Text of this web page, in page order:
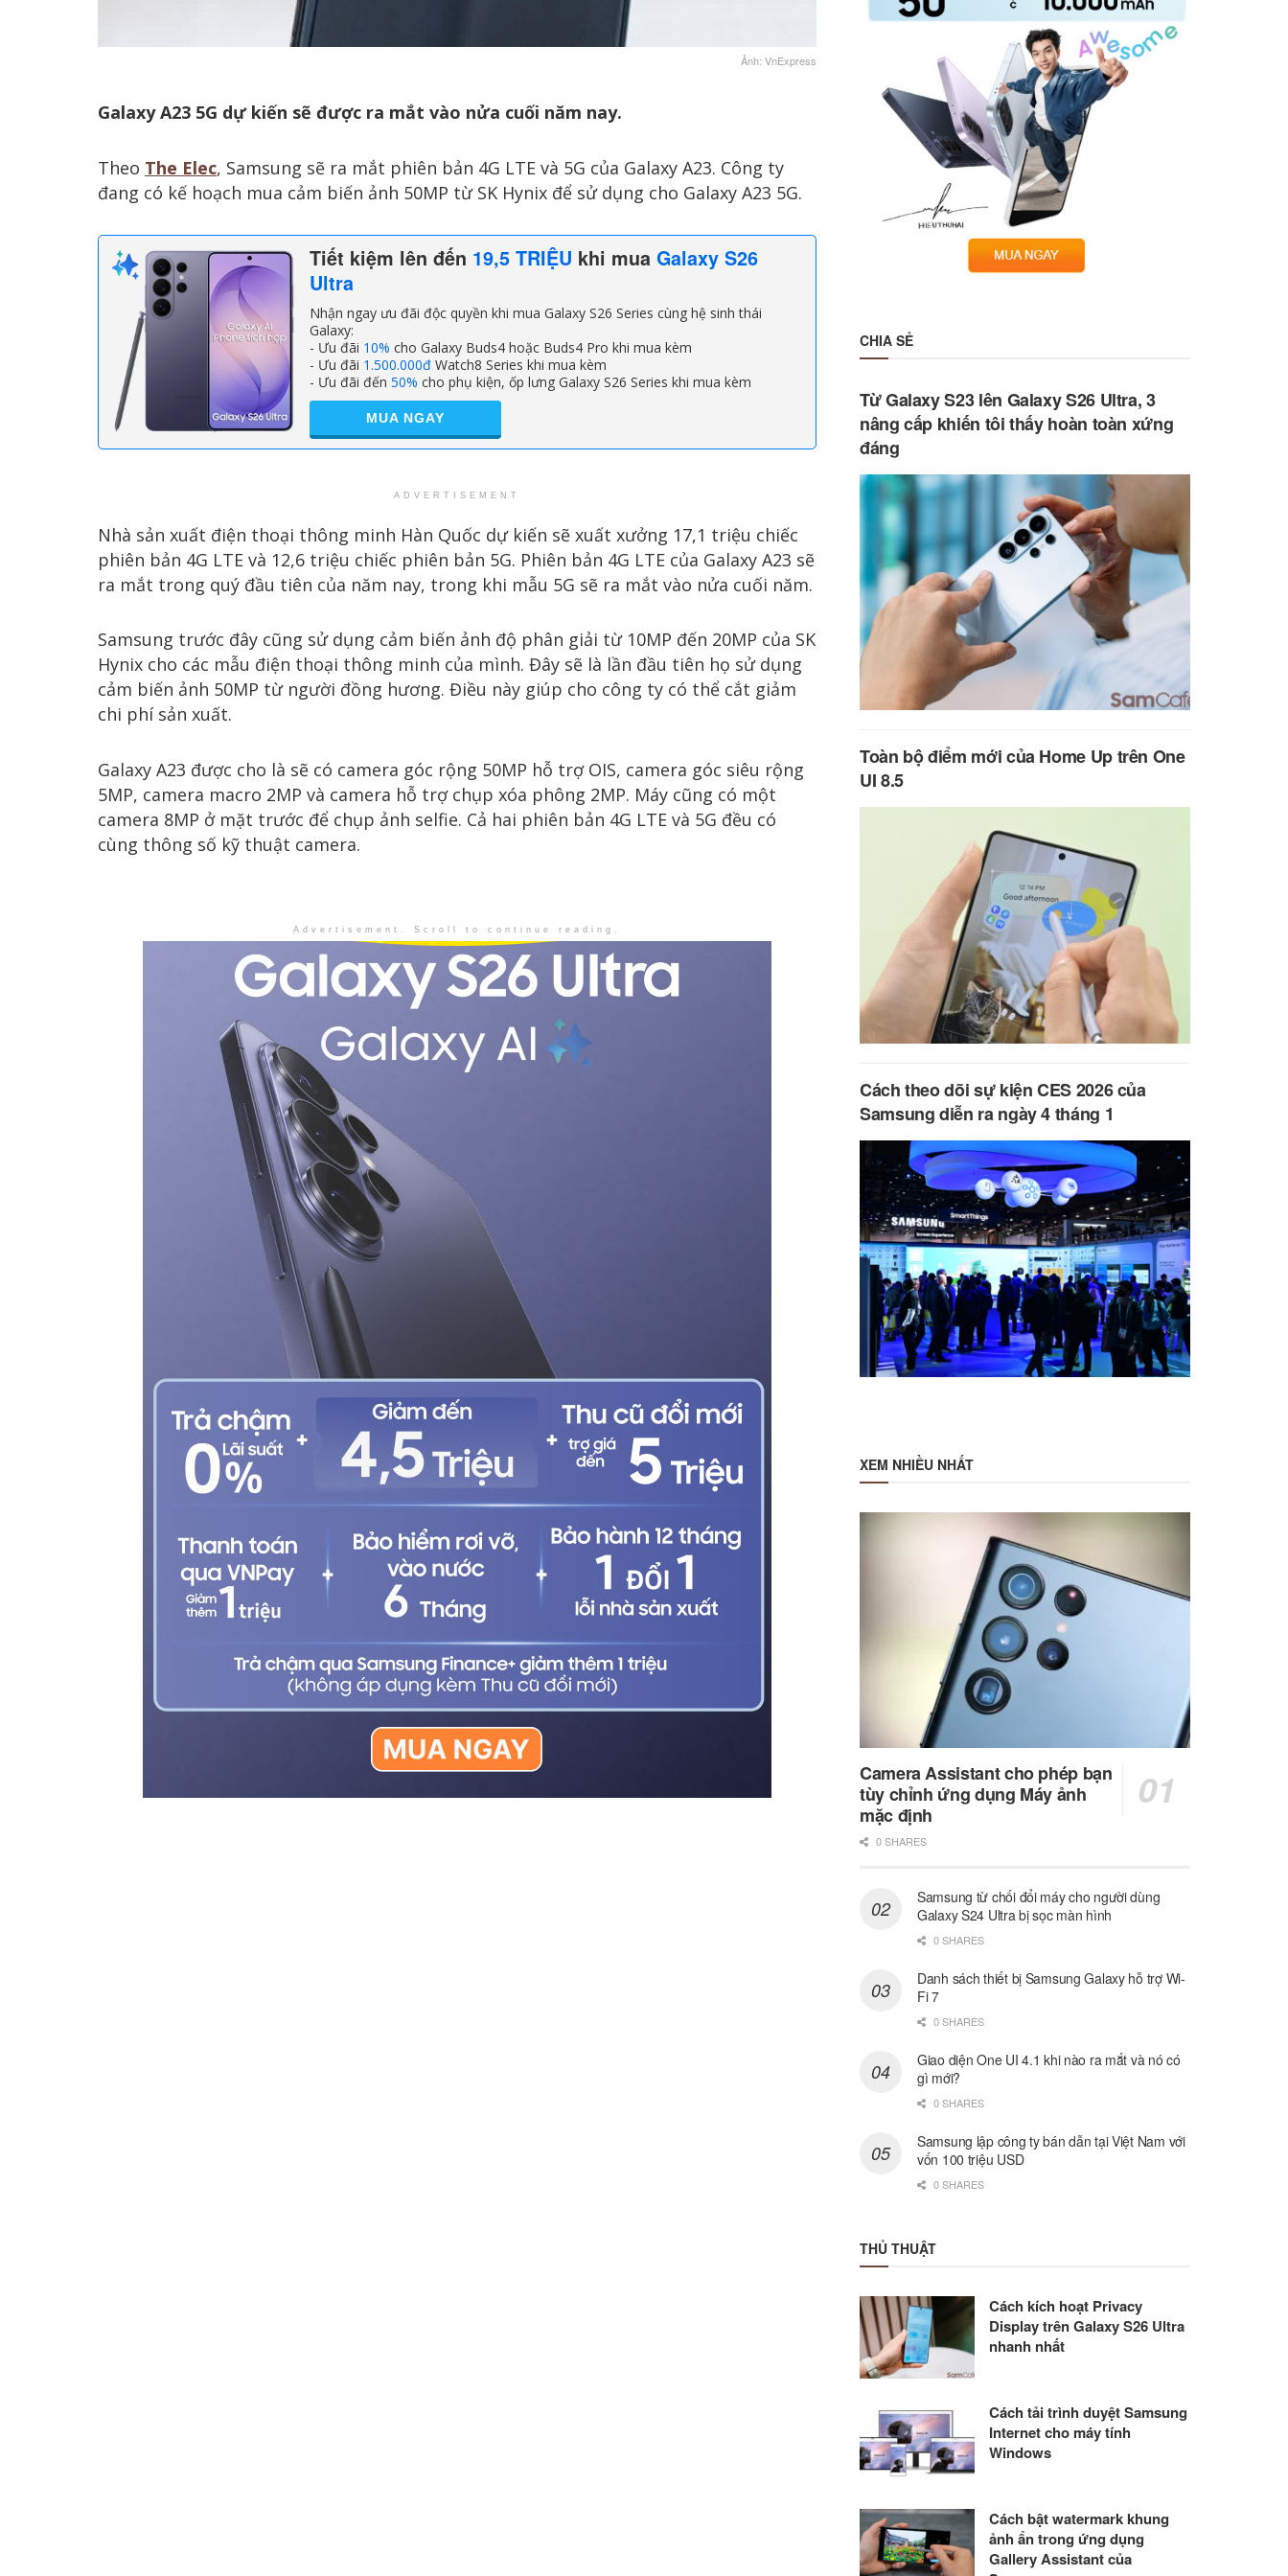
Ảnh: VnExpress
Galaxy A23 5G dự kiến sẽ được ra mắt vào nửa cuối năm nay.
Theo The Elec, Samsung sẽ ra mắt phiên bản 4G LTE và 5G của Galaxy A23. Công ty
đang có kế hoạch mua cảm biến ảnh 50MP từ SK Hynix để sử dụng cho Galaxy A23 5G.
Tiết kiệm lên đến 19,5 TRIỆU khi mua Galaxy S26
Ultra
Nhận ngay ưu đãi độc quyền khi mua Galaxy S26 Series cùng hệ sinh thái
Galaxy:
- Ưu đãi 10% cho Galaxy Buds4 hoặc Buds4 Pro khi mua kèm
- Ưu đãi 1.500.000đ Watch8 Series khi mua kèm
- Ưu đãi đến 50% cho phụ kiện, ốp lưng Galaxy S26 Series khi mua kèm
MUA NGAY
ADVERTISEMENT
Nhà sản xuất điện thoại thông minh Hàn Quốc dự kiến sẽ xuất xưởng 17,1 triệu chiếc
phiên bản 4G LTE và 12,6 triệu chiếc phiên bản 5G. Phiên bản 4G LTE của Galaxy A23 sẽ
ra mắt trong quý đầu tiên của năm nay, trong khi mẫu 5G sẽ ra mắt vào nửa cuối năm.
Samsung trước đây cũng sử dụng cảm biến ảnh độ phân giải từ 10MP đến 20MP của SK
Hynix cho các mẫu điện thoại thông minh của mình. Đây sẽ là lần đầu tiên họ sử dụng
cảm biến ảnh 50MP từ người đồng hương. Điều này giúp cho công ty có thể cắt giảm
chi phí sản xuất.
Galaxy A23 được cho là sẽ có camera góc rộng 50MP hỗ trợ OIS, camera góc siêu rộng
5MP, camera macro 2MP và camera hỗ trợ chụp xóa phông 2MP. Máy cũng có một
camera 8MP ở mặt trước để chụp ảnh selfie. Cả hai phiên bản 4G LTE và 5G đều có
cùng thông số kỹ thuật camera.
Advertisement. Scroll to continue reading.
CHIA SẺ
Từ Galaxy S23 lên Galaxy S26 Ultra, 3
nâng cấp khiến tôi thấy hoàn toàn xứng
đáng
Toàn bộ điểm mới của Home Up trên One
UI 8.5
Cách theo dõi sự kiện CES 2026 của
Samsung diễn ra ngày 4 tháng 1
XEM NHIỀU NHẤT
Camera Assistant cho phép bạn
tùy chỉnh ứng dụng Máy ảnh
mặc định
0 SHARES
Samsung từ chối đổi máy cho người dùng
Galaxy S24 Ultra bị sọc màn hình
0 SHARES
Danh sách thiết bị Samsung Galaxy hỗ trợ Wi-
Fi 7
0 SHARES
Giao diện One UI 4.1 khi nào ra mắt và nó có
gì mới?
0 SHARES
Samsung lập công ty bán dẫn tại Việt Nam với
vốn 100 triệu USD
0 SHARES
THỦ THUẬT
Cách kích hoạt Privacy
Display trên Galaxy S26 Ultra
nhanh nhất
Cách tải trình duyệt Samsung
Internet cho máy tính
Windows
Cách bật watermark khung
ảnh ẩn trong ứng dụng
Gallery Assistant của